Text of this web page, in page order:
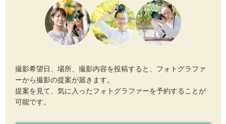
撮影希望日、場所、撮影内容を投稿すると、フォトグラファ
ーから撮影の提案が届きます。
提案を見て、気に入ったフォトグラファーを予約することが
可能です。